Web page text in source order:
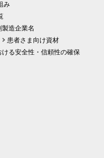
み
製造企業名
患者さま向け資材
ける安全性・信頼性の確保